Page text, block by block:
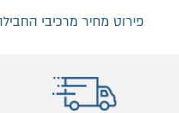
פירוט מחיר מרכיבי החבילה